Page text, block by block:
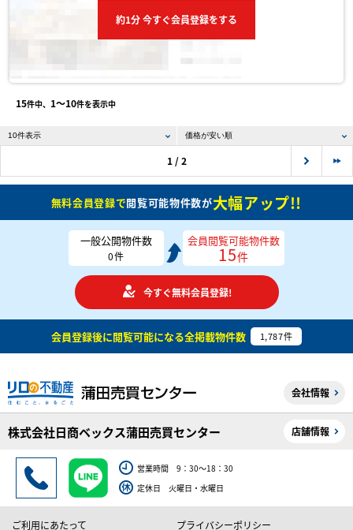
約1分 今すぐ会員登録をする
15件中、 1〜10件を表示中
1 / 2
無料会員登録で閲覧可能物件数が大幅アップ!!
一般公開物件数
0件
会員閲覧可能物件数
15件
今すぐ無料会員登録!
会員登録後に閲覧可能になる全掲載物件数 1,787件
会社情報
株式会社日商ベックス蒲田売買センター 店舗情報
営業時間 9：30～18：30
定休日 火曜日・水曜日
ご利用にあたって プライバシーポリシー